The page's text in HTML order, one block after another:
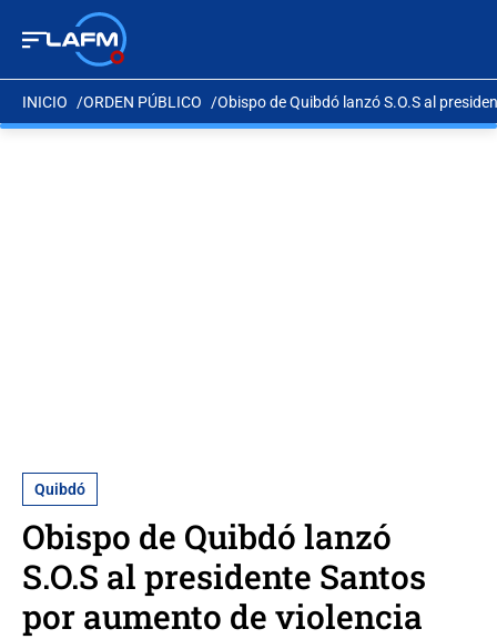
INICIO ORDEN PÚBLICO Obispo de Quibdó lanzó S.O.S al
Quibdó
Obispo de Quibdó lanzó
S.O.S al presidente Santos
por aumento de violencia